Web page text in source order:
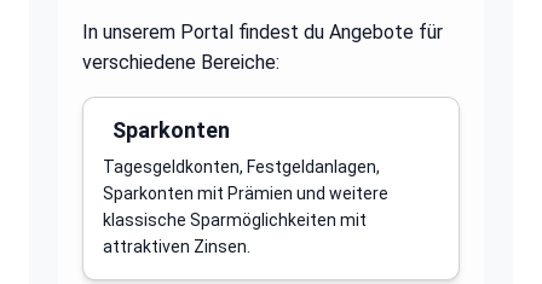
In unserem Portal findest du Angebote für
verschiedene Bereiche:
Sparkonten
Tagesgeldkonten, Festgeldanlagen,
Sparkonten mit Prämien und weitere
klassische Sparmöglichkeiten mit
attraktiven Zinsen.